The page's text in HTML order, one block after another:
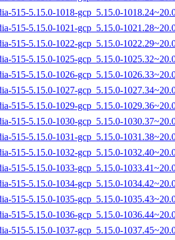
515-5.15.0-1018-gcp_5.15.0-
515-5.15.0-1021-gcp_5.15.0-
515-5.15.0-1022-gcp_5.15.0-
515-5.15.0-1025-gcp_5.15.0-
515-5.15.0-1026-gcp_5.15.0-
515-5.15.0-1027-gcp_5.15.0-
515-5.15.0-1029-gcp_5.15.0-
515-5.15.0-1030-gcp_5.15.0-
515-5.15.0-1031-gcp_5.15.0-
515-5.15.0-1032-gcp_5.15.0-
515-5.15.0-1033-gcp_5.15.0-
515-5.15.0-1034-gcp_5.15.0-
515-5.15.0-1035-gcp_5.15.0-
515-5.15.0-1036-gcp_5.15.0-
515-5.15.0-1037-gcp_5.15.0-